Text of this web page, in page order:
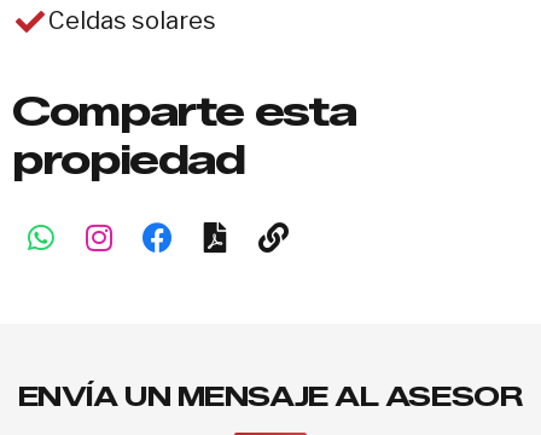
Celdas solares
Comparte esta
propiedad
ENVÍA UN MENSAJE AL ASESOR